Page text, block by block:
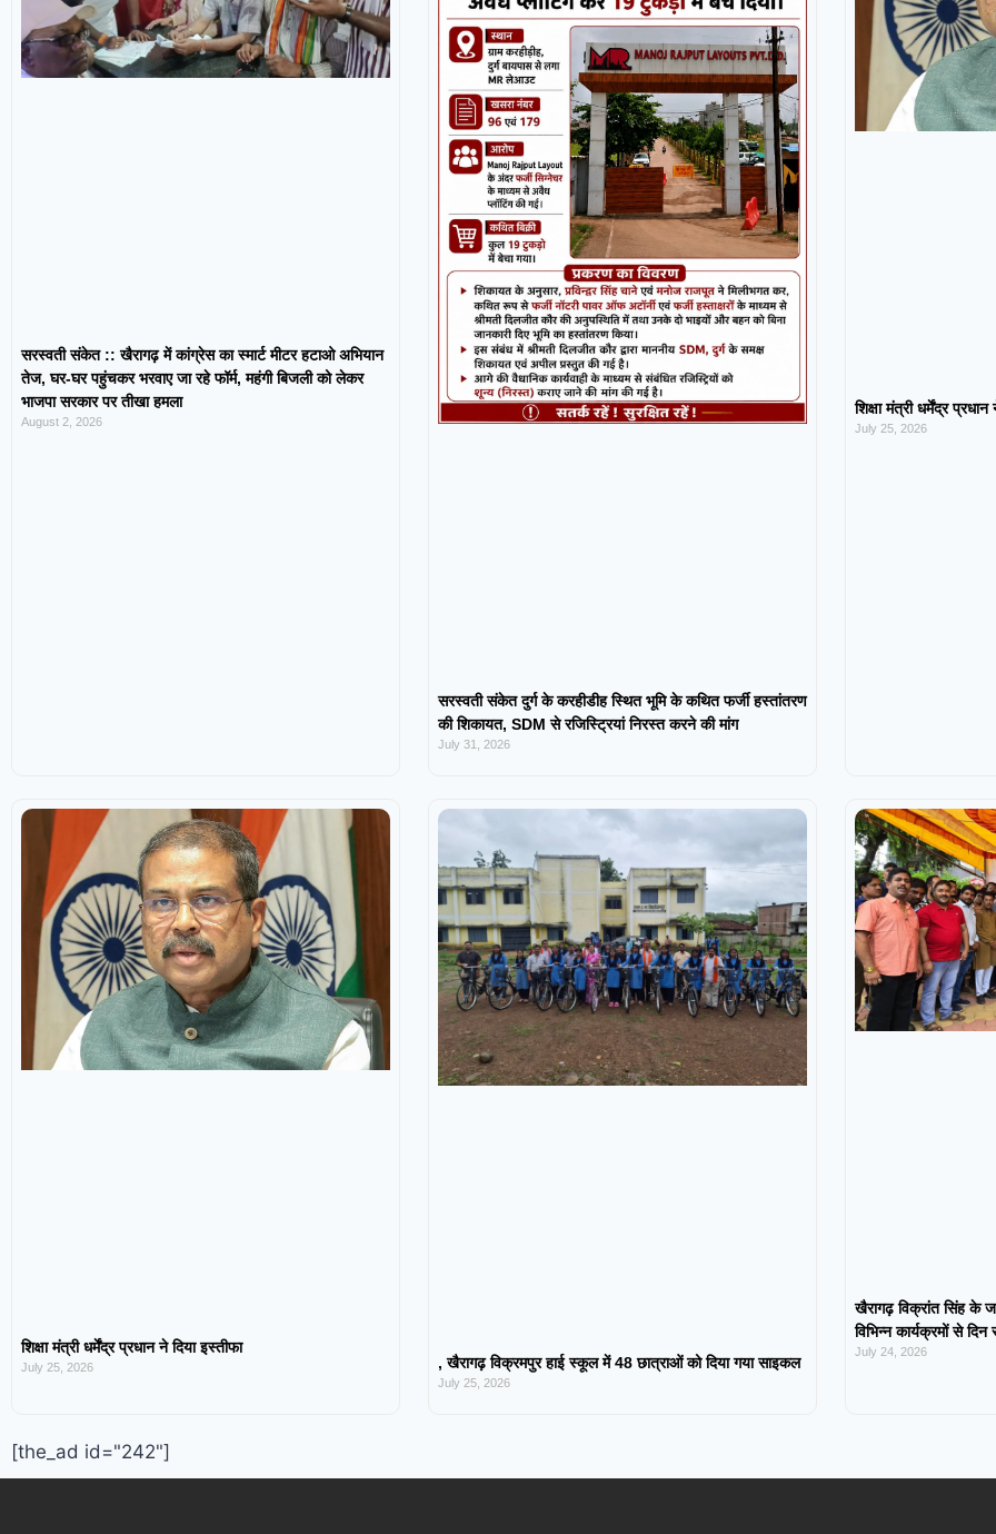
सरस्वती संकेत :: खैरागढ़ में कांग्रेस का स्मार्ट मीटर हटाओ अभियान
तेज, घर-घर पहुंचकर भरवाए जा रहे फॉर्म, महंगी बिजली को लेकर
भाजपा सरकार पर तीखा हमला
August 2, 2026
सरस्वती संकेत दुर्ग के करहीडीह स्थित भूमि के कथित फर्जी हस्तांतरण
की शिकायत, SDM से रजिस्ट्रियां निरस्त करने की मांग
July 31, 2026
शिक्षा मंत्री धर्मेंद्र
July 25, 2026
शिक्षा मंत्री धर्मेंद्र प्रधान ने दिया इस्तीफा
July 25, 2026 , खैरागढ़ विक्रमपुर हाई स्कूल में 48 छात्राओं को दिया गया साइकल
July 25, 2026
खैरागढ़ विक्रांत सिंह के
विभिन्न कार्यक्रमों से दिन
July 24, 2026
[the_ad id="242"]